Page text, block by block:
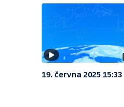
19. června 2025 15:33